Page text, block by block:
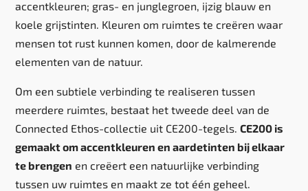
accentkleuren; gras- en junglegroen, ijzig blauw en
koele grijstinten. Kleuren om ruimtes te creëren waar
mensen tot rust kunnen komen, door de kalmerende
elementen van de natuur.
Om een subtiele verbinding te realiseren tussen
meerdere ruimtes, bestaat het tweede deel van de
Connected Ethos-collectie uit CE200-tegels.CE200 is
gemaakt om accentkleuren en aardetinten bij elkaar
te brengen en creëert een natuurlijke verbinding
tussen uw ruimtes en maakt ze tot één geheel.